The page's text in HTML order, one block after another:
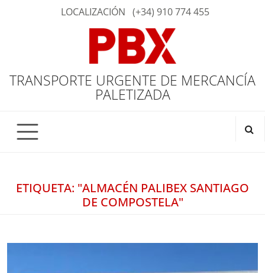
LOCALIZACIÓN (+34) 910 774 455
TRANSPORTE URGENTE DE MERCANCÍA
PALETIZADA
ETIQUETA: "ALMACÉN PALIBEX SANTIAGO
DE COMPOSTELA"